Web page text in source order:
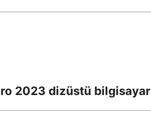
2023 dizüstü bilgisayar